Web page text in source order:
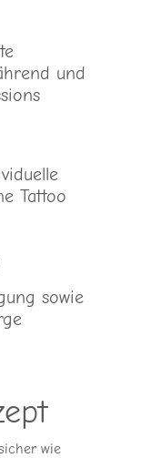
und
Tattoo
sowie
wie